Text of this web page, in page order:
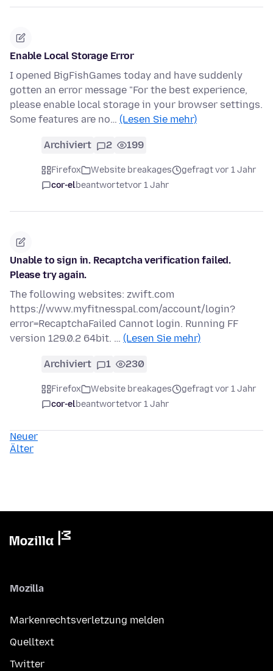
Enable Local Storage Error
I opened BigFishGames today and have suddenly
gotten an error message "For the best experience,
please enable local storage in your browser settings.
Some features are no… (Lesen Sie mehr)
Archiviert 2 199
Firefox Website breakages
gefragt vor 1 Jahr
cor-elbeantwortetvor 1 Jahr
Unable to sign in. Recaptcha verification failed.
Please try again.
The following websites: zwift.com
https://www.myfitnesspal.com/account/login?
error=RecaptchaFailed Cannot login. Running FF
version 129.0.2 64bit. … (Lesen Sie mehr)
Archiviert 1 230
Firefox Website breakages
gefragt vor 1 Jahr
cor-elbeantwortetvor 1 Jahr
Neuer
Älter
Mozilla
Markenrechtsverletzung melden
Quelltext
Twitter